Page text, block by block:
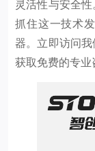
灵活性与安全
抓住这一技术
器。立即访问
获取免费的专业